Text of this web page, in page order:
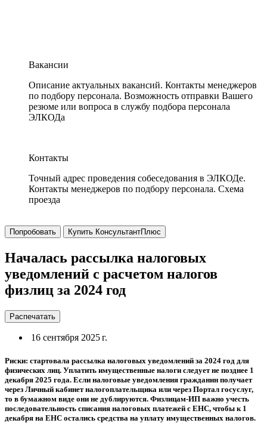
Вакансии
Описание актуальных вакансий. Контакты менеджеров
по подбору персонала. Возможность отправки Вашего
резюме или вопроса в службу подбора персонала
ЭЛКОДа
Контакты
Точный адрес проведения собеседования в ЭЛКОДе.
Контакты менеджеров по подбору персонала. Схема
проезда
Попробовать Купить КонсультантПлюс
Началась рассылка налоговых
уведомлений с расчетом налогов
физлиц за 2024 год
Распечатать
16 сентября 2025 г.
Риски: стартовала рассылка налоговых уведомлений за 2024 год для
физических лиц. Уплатить имущественные налоги следует не позднее 1
декабря 2025 года. Если налоговые уведомления гражданин получает
через Личный кабинет налогоплательщика или через Портал госуслуг,
то в бумажном виде они не дублируются. Физлицам-ИП важно учесть
последовательность списания налоговых платежей с ЕНС, чтобы к 1
декабря на ЕНС остались средства на уплату имущественных налогов.